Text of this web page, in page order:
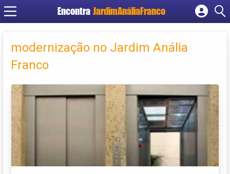
Encontra JardimAnáliaFranco
Cadastrar empresa
Criar conta
modernização no Jardim Anália
Franco